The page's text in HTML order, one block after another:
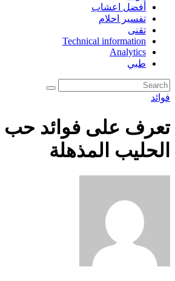
أفضل اعشاب
تفسير احلام
تقنى
Technical information
Analytics
طبي
فوائد
تعرف على فوائد حب
الحليب المذهلة